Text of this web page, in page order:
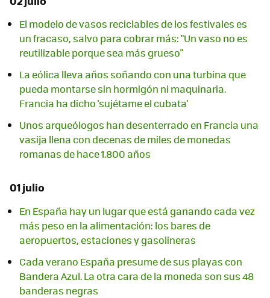
El modelo de vasos reciclables de los festivales es
un fracaso, salvo para cobrar más: "Un vaso no es
reutilizable porque sea más grueso"
La eólica lleva años soñando con una turbina que
pueda montarse sin hormigón ni maquinaria.
Francia ha dicho 'sujétame el cubata'
Unos arqueólogos han desenterrado en Francia una
vasija llena con decenas de miles de monedas
romanas de hace 1.800 años
01 julio
En España hay un lugar que está ganando cada vez
más peso en la alimentación: los bares de
aeropuertos, estaciones y gasolineras
Cada verano España presume de sus playas con
Bandera Azul. La otra cara de la moneda son sus 48
banderas negras